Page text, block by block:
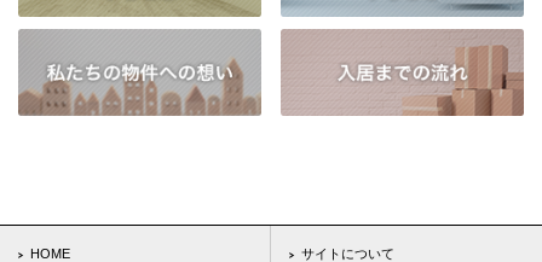
HOME サイトについて